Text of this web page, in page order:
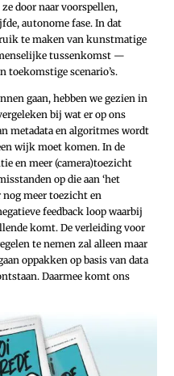
door naar voorspellen,
autonome fase. In dat
te maken van kunstmatige
tussenkomst —
toekomstige scenario’s.
gaan, hebben we gezien in
bij wat er op ons
metadata en algoritmes wordt
wijk moet komen. In de
en meer (camera)toezicht
op die aan ‘het
nog meer toezicht en
feedback loop waarbij
komt. De verleiding voor
te nemen zal alleen maar
oppakken op basis van data
Daarmee komt ons